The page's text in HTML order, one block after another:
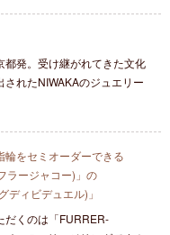
都発。受け継がれてきた文化
れたNIWAKAのジュエリー
輪をセミオーダーできる
ラージャコー)」の
ディビデュエル)」
だくのは「FURRER-